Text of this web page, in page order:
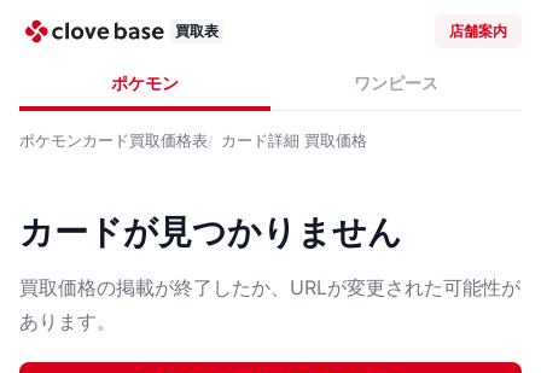
買取表 店舗案内
ポケモン ワンピース
ポケモンカード買取価格表 カード詳細 買取価格
カードが見つかりません
買取価格の掲載が終了したか、URLが変更された可能性が
あります。